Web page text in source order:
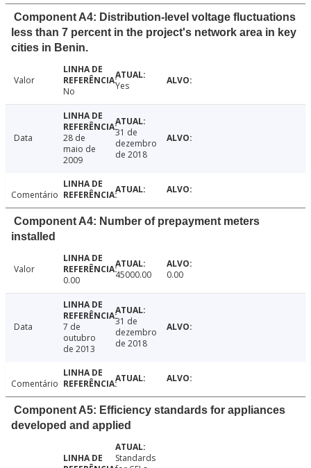
Component A4: Distribution-level voltage fluctuations
less than 7 percent in the project's network area in key
cities in Benin.
Valor
No
Yes
Data
28 de
maio de
2009
31 de
dezembro
de 2018
Comentário
Component A4: Number of prepayment meters
installed
Valor
0.00
45000.00 0.00
Data
7 de
outubro
de 2013
31 de
dezembro
de 2018
Comentário
Component A5: Efficiency standards for appliances
developed and applied
Standards